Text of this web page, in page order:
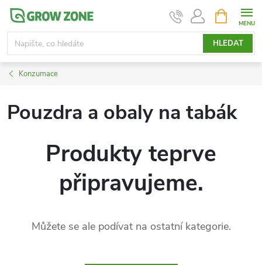
Přejít
obsah
HLEDAT
NÁKUPNÍ
KOŠÍK
Konzumace
Pouzdra a obaly na tabák
Produkty teprve
připravujeme.
Můžete se ale podívat na ostatní kategorie.